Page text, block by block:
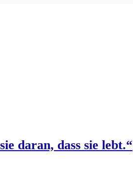
daran, dass sie lebt.“